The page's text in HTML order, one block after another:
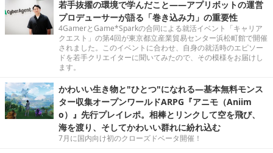
若手抜擢の環境で学んだこと――アプリボットの運営
プロデューサーが語る「巻き込み力」の重要性
4GamerとGame*Sparkの合同による就活イベント「キャリア
クエスト」の第4回が東京都立産業貿易センター浜松町館で開催
されました。このイベントに合わせ、自身の就活時のエピソー
ドを若手クリエイターに聞いてみたので、その模様をお届けし
ます。
かわいい生き物と"ひとつ"になれる―基本無料モンス
ター収集オープンワールドARPG『アニモ（Aniim
o）』先行プレイレポ。相棒とリンクして空を飛び、
海を渡り、そしてかわいい群れに紛れ込む
7月に国内向け初のクローズドベータ開催！